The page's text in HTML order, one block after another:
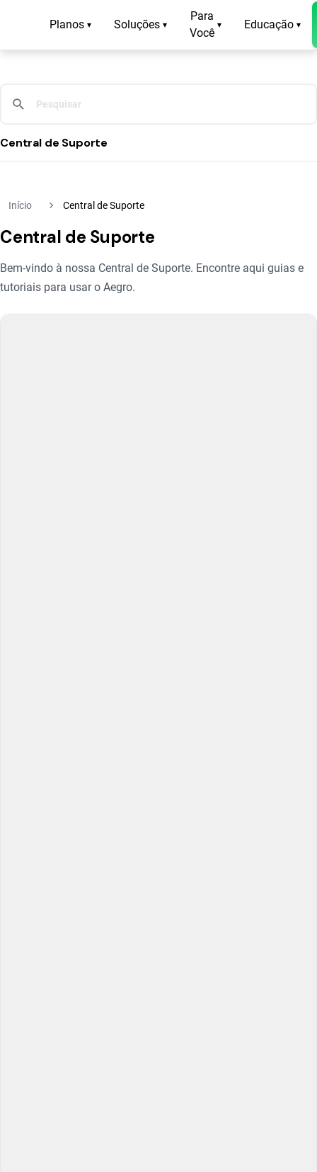
Planos ▾ Soluções ▾
Para
Você
▾ Educação ▾
Central de Suporte
Início navigate_next Central de Suporte
Central de Suporte
Bem-vindo à nossa Central de Suporte. Encontre aqui guias e
tutoriais para usar o Aegro.